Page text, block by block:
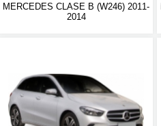
MERCEDES CLASE B (W246) 2011-
2014